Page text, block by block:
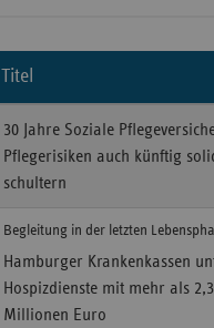
Titel
30 Jahre Soziale
Pflegerisiken auch künftig
schultern
Begleitung in der letzten
Hamburger Krankenkassen
Hospizdienste mit mehr als 2,3
Millionen Euro